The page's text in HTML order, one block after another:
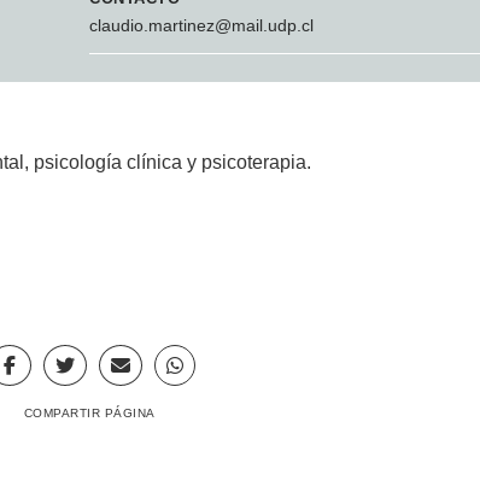
claudio.martinez@mail.udp.cl
psicología clínica y psicoterapia.
COMPARTIR PÁGINA